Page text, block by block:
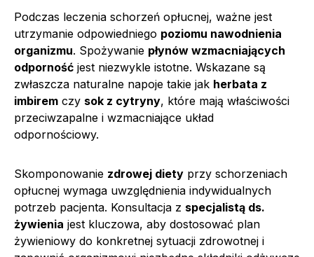
Podczas leczenia schorzeń opłucnej, ważne jest
utrzymanie odpowiedniego poziomu nawodnienia
organizmu. Spożywanie płynów wzmacniających
odporność jest niezwykle istotne. Wskazane są
zwłaszcza naturalne napoje takie jak herbata z
imbirem czy sok z cytryny, które mają właściwości
przeciwzapalne i wzmacniające układ
odpornościowy.
Skomponowanie zdrowej diety przy schorzeniach
opłucnej wymaga uwzględnienia indywidualnych
potrzeb pacjenta. Konsultacja z specjalistą ds.
żywienia jest kluczowa, aby dostosować plan
żywieniowy do konkretnej sytuacji zdrowotnej i